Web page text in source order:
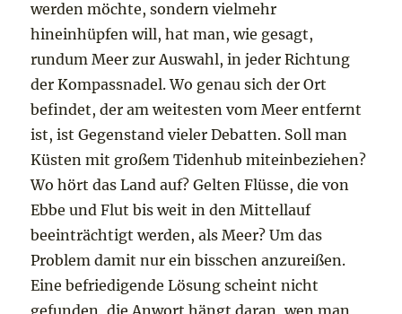
werden möchte, sondern vielmehr
hineinhüpfen will, hat man, wie gesagt,
rundum Meer zur Auswahl, in jeder Richtung
der Kompassnadel. Wo genau sich der Ort
befindet, der am weitesten vom Meer entfernt
ist, ist Gegenstand vieler Debatten. Soll man
Küsten mit großem Tidenhub miteinbeziehen?
Wo hört das Land auf? Gelten Flüsse, die von
Ebbe und Flut bis weit in den Mittellauf
beeinträchtigt werden, als Meer? Um das
Problem damit nur ein bisschen anzureißen.
Eine befriedigende Lösung scheint nicht